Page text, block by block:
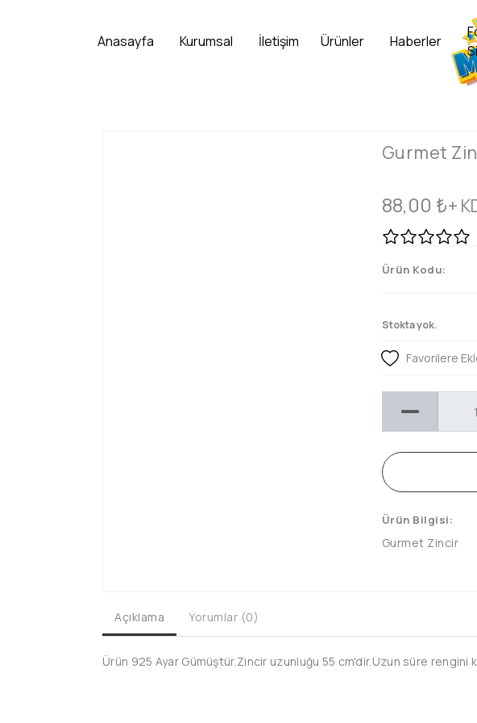
Gurmet
88,00 ₺+
Ürün Kodu:
Stokta yok.
Favorilere
Ürün Bilgisi:
Gurmet Zincir
Açıklama Yorumlar (0)
Ürün 925 Ayar Gümüştür.Zincir uzunluğu 55 cm'dir.Uzun süre rengini
Anasayfa Kurumsal İletişim Ürünler Haberler